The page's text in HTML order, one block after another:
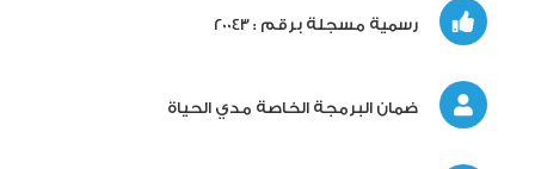
رسمية مسجلة برقم : 20043
ضمان البرمجة الخاصة مدي الحياة